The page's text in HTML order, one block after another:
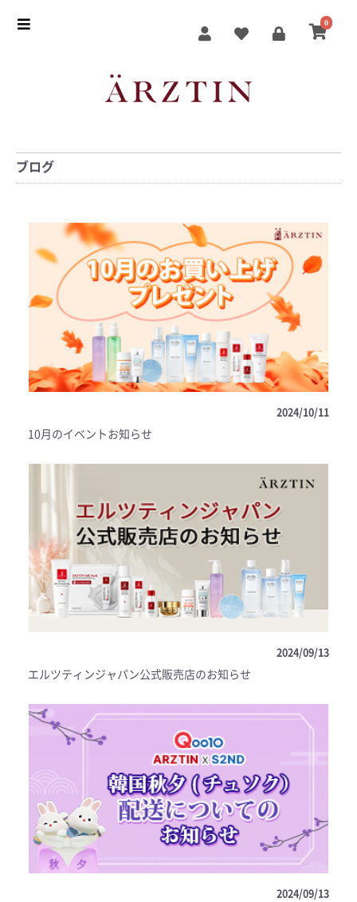
0
ブログ
2024/10/11
10月のイベントお知らせ
2024/09/13
エルツティンジャパン公式販売店のお知らせ
2024/09/13